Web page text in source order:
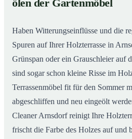
ölen der Gartenmöbel
Haben Witterungseinflüsse und die
Spuren auf Ihrer Holzterrasse in
Grünspan oder ein Grauschleier auf
sind sogar schon kleine Risse im
Terrassenmöbel fit für den Sommer
abgeschliffen und neu eingeölt
Cleaner Arnsdorf reinigt Ihre
frischt die Farbe des Holzes auf und